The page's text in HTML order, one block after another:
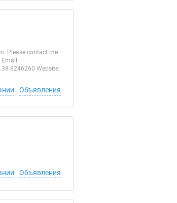
Please contact me
Website:
Объявления
Объявления